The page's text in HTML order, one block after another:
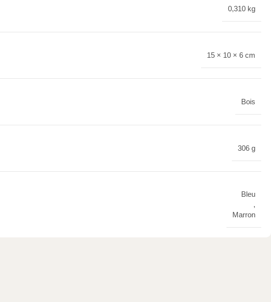
0,310 kg
15 × 10 × 6 cm
Bois
306 g
Bleu
,
Marron